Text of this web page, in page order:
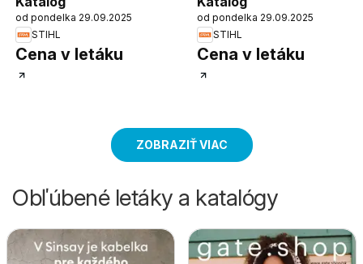
od pondelka 29.09.2025
STIHL
Cena v letáku
od pondelka 29.09.2025
STIHL
Cena v letáku
ZOBRAZIŤ VIAC
Obľúbené letáky a katalógy